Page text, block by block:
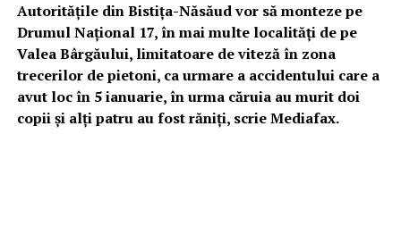
Autorităţile din Bistiţa-Năsăud vor să monteze pe
Drumul Naţional 17, în mai multe localităţi de pe
Valea Bârgăului, limitatoare de viteză în zona
trecerilor de pietoni, ca urmare a accidentului care a
avut loc în 5 ianuarie, în urma căruia au murit doi
copii şi alţi patru au fost răniţi, scrie Mediafax.